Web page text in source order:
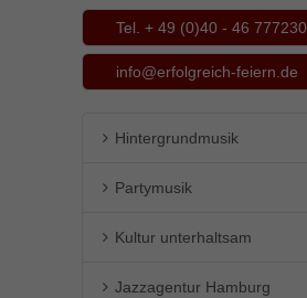
Tel. + 49 (0)40 - 46 777230
info@erfolgreich-feiern.de
Hintergrundmusik
Partymusik
Kultur unterhaltsam
Jazzagentur Hamburg